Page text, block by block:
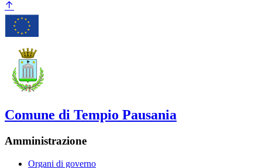
Comune di Tempio Pausania
Amministrazione
Organi di governo